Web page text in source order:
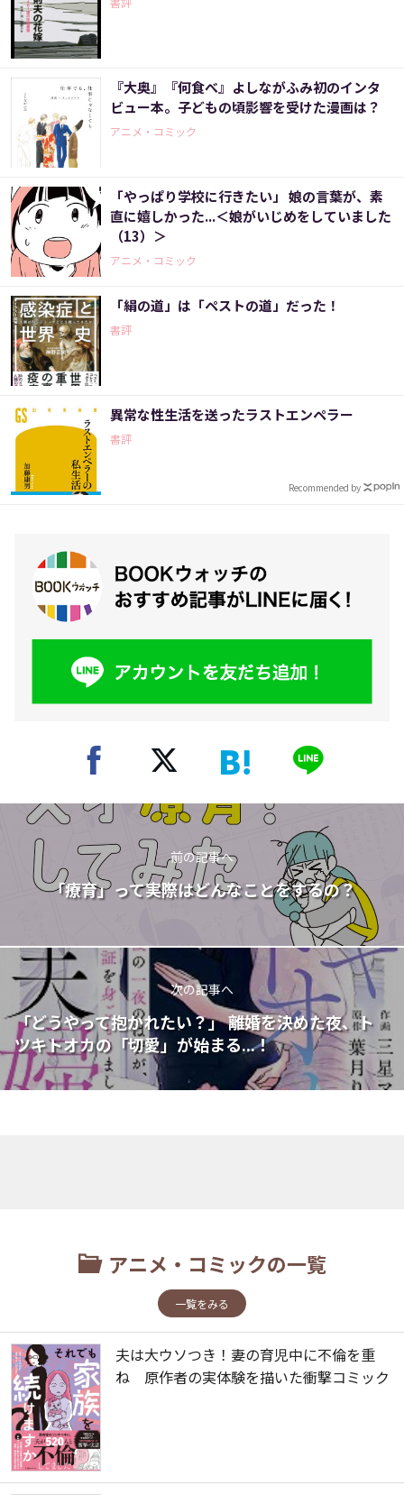
『大奥』『何食べ』よしながふみ初のインタ
ビュー本。子どもの頃影響を受けた漫画は？
アニメ・コミック
「やっぱり学校に行きたい」 娘の言葉が、素
直に嬉しかった...＜娘がいじめをしていました
（13）＞
アニメ・コミック
「絹の道」は「ペストの道」だった！
書評
異常な性生活を送ったラストエンペラー
書評
Recommended by
前の記事へ
「療育」って実際はどんなことをするの？
次の記事へ
「どうやって抱かれたい？」 離婚を決めた夜、ト
ツキトオカの「切愛」が始まる...！
アニメ・コミックの一覧
一覧をみる
夫は大ウソつき！妻の育児中に不倫を重
ね 原作者の実体験を描いた衝撃コミック